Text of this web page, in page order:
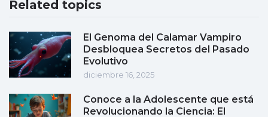
Related topics
El Genoma del Calamar Vampiro
Desbloquea Secretos del Pasado
Evolutivo
diciembre 16, 2025
Conoce a la Adolescente que está
Revolucionando la Ciencia: El